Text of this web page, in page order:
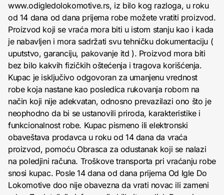
www.odigledolokomotive.rs, iz bilo kog razloga, u roku
od 14 dana od dana prijema robe možete vratiti proizvod.
Proizvod koji se vraća mora biti u istom stanju kao i kada
je nabavljen i mora sadržati svu tehničku dokumentaciju (
uputstvo, garanciju, pakovanje itd ). Proizvod mora biti
bez bilo kakvih fizičkih oštećenja i tragova korišćenja.
Kupac je isključivo odgovoran za umanjenu vrednost
robe koja nastane kao posledica rukovanja robom na
način koji nije adekvatan, odnosno prevazilazi ono što je
neophodno da bi se ustanovili priroda, karakteristike i
funkcionalnost robe. Kupac pismeno ili elektronski
obaveštava prodavca u roku od 14 dana da vraća
proizvod, pomoću Obrasca za odustanak koji se nalazi
na poledjini računa. Troškove transporta pri vraćanju robe
snosi kupac. Posle 14 dana od dana prijema Od Igle Do
Lokomotive doo nije obavezna da vrati novac ili zameni